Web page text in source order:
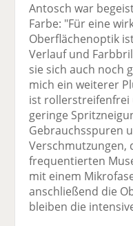
Antosch war
Farbe: "Für eine
Oberflächenoptik
Verlauf und
sie sich auch noch
mich ein weiterer
ist rollerstreifenfrei
geringe
Gebrauchsspuren
Verschmutzungen,
frequentierten
mit einem
anschließend die
bleiben die